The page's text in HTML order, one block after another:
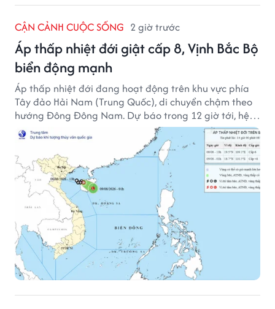
CẬN CẢNH CUỘC SỐNG 2 giờ trước
Áp thấp nhiệt đới giật cấp 8, Vịnh Bắc Bộ
biển động mạnh
Áp thấp nhiệt đới đang hoạt động trên khu vực phía
Tây đảo Hải Nam (Trung Quốc), di chuyển chậm theo
hướng Đông Đông Nam. Dự báo trong 12 giờ tới, hệ
thống này suy yếu dần thành vùng áp thấp.